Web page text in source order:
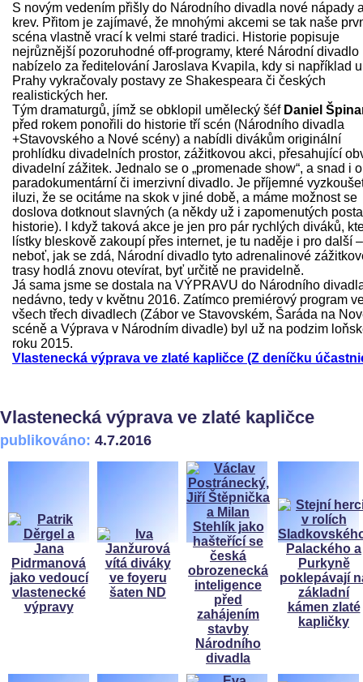
S novým vedením přišly do Národního divadla nové nápady
krev. Přitom je zajímavé, že mnohými akcemi se tak naše
scéna vlastně vrací k velmi staré tradici. Historie popisuje
nejrůznější pozoruhodné off-programy, které Národní divadlo
nabízelo za ředitelování Jaroslava Kvapila, kdy si například
Prahy vykračovaly postavy ze Shakespeara či českých
realistických her.
Tým dramaturgů, jímž se obklopil umělecký šéf Daniel
před rokem ponořili do historie tří scén (Národního divadla
+Stavovského a Nové scény) a nabídli divákům originální
prohlídku divadelních prostor, zážitkovou akci, přesahující
divadelní zážitek. Jednalo se o „promenade show“, a snad i o
paradokumentární či imerzivní divadlo. Je příjemné
iluzi, že se ocitáme na skok v jiné době, a máme možnost se
doslova dotknout slavných (a někdy už i zapomenutých
historie). I když taková akce je jen pro pár rychlých diváků,
lístky bleskově zakoupí přes internet, je tu naděje i pro další –
neboť, jak se zdá, Národní divadlo tyto adrenalinové
trasy hodlá znovu otevírat, byť určitě ne pravidelně.
Já sama jsme se dostala na VÝPRAVU do Národního
nedávno, tedy v květnu 2016. Zatímco premiérový program
všech třech divadlech (Zábor ve Stavovském, Šaráda na
scéně a Výprava v Národním divadle) byl už na podzim
roku 2015.
Vlastenecká výprava ve zlaté kapličce (Z deníčku
Vlastenecká výprava ve zlaté kapličce
publikováno: 4.7.2016